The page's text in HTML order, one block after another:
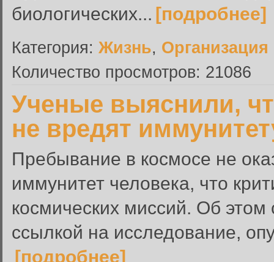
биологических... [подробнее]
Категория: Жизнь,
Количество просмотров: 21086
Ученые выяснили,
не вредят
Пребывание в космосе не
иммунитет человека, что
космических миссий. Об
ссылкой на исследование,
[подробнее]